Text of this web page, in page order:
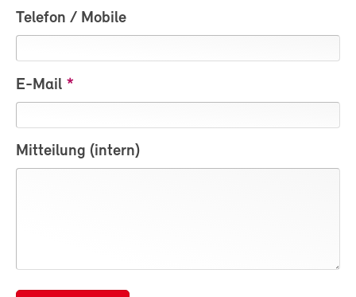
Telefon / Mobile
E-Mail
Mitteilung (intern)